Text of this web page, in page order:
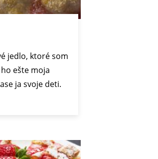
jedlo, ktoré som
ešte moja
ja svoje deti.